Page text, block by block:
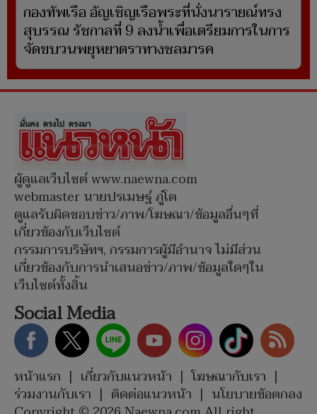
กองทัพเรือ อัญเชิญเรือพระที่นั่งนารายณ์ทรง
สุบรรณ รัชกาลที่ 9 ลงน้ำเพื่อเตรียมการในการ
จัดขบวนพยุหยาตราทางชลมารค
ผู้ดูแลเว็บไซต์ www.naewna.com
webmaster นายปรเมษฐ์ ภู่โต
ดูแลรับผิดชอบข่าว/ภาพ/โฆษณา/ข้อมูลอื่นๆที่
เกี่ยวข้องกับเว็บไซต์
กรรมการบริษัทฯ, กรรมการผู้มีอำนาจ ไม่มีส่วน
เกี่ยวข้องกับการนำเสนอข่าว/ภาพ/ข้อมูลใดๆใน
เว็บไซต์ทั้งสิ้น
Social Media
หน้าแรก | เกี่ยวกับแนวหน้า | โฆษณากับเรา |
ร่วมงานกับเรา | ติดต่อแนวหน้า | นโยบายข้อตกลง